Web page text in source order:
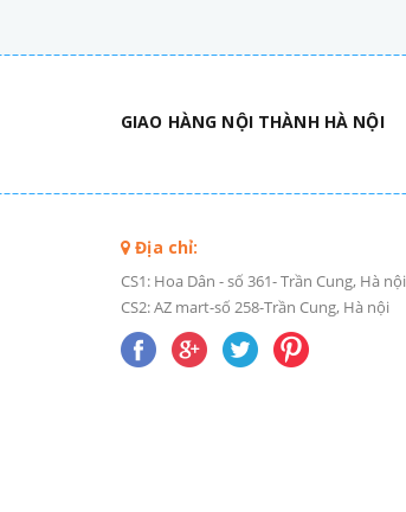
GIAO HÀNG NỘI THÀNH HÀ NỘI
Địa chỉ:
CS1: Hoa Dân - số 361- Trần Cung, Hà nội
CS2: AZ mart-số 258-Trần Cung, Hà nội